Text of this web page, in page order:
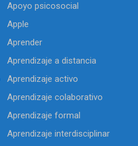
Apoyo psicosocial
Apple
Aprender
Aprendizaje a distancia
Aprendizaje activo
Aprendizaje colaborativo
Aprendizaje formal
Aprendizaje interdisciplinar